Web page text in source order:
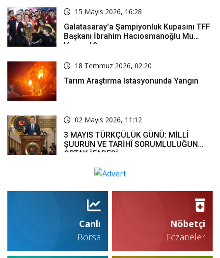
15 Mayıs 2026, 16:28
Galatasaray'a Şampiyonluk Kupasını TFF
Başkanı İbrahim Hacıosmanoğlu Mu
Verecek?
18 Temmuz 2026, 02:20
Tarım Araştırma Istasyonunda Yangın
02 Mayıs 2026, 11:12
3 MAYIS TÜRKÇÜLÜK GÜNÜ: MİLLÎ
ŞUURUN VE TARİHÎ SORUMLULUĞUN
ORTAK İFADESİ
Canlı
Borsa
Nöbetçi
Eczaneler